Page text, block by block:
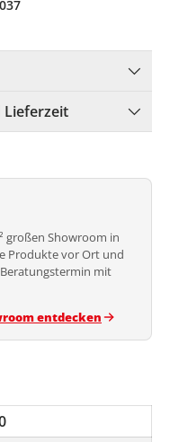
Lieferzeit
großen Showroom in
Produkte vor Ort und
mit
entdecken